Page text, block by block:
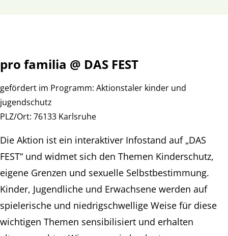
pro familia @ DAS FEST
gefördert im Programm: Aktionstaler kinder und
jugendschutz
PLZ/Ort: 76133 Karlsruhe
Die Aktion ist ein interaktiver Infostand auf „DAS
FEST“ und widmet sich den Themen Kinderschutz,
eigene Grenzen und sexuelle Selbstbestimmung.
Kinder, Jugendliche und Erwachsene werden auf
spielerische und niedrigschwellige Weise für diese
wichtigen Themen sensibilisiert und erhalten